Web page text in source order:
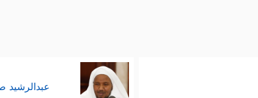
عبدالرشيد